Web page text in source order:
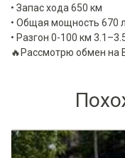
• Запас хода 650 км
• Общая мощность 670
• Разгон 0-100 км
🔥Рассмотрю обмен на